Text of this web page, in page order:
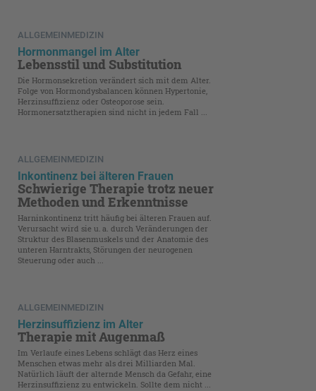
ALLGEMEINMEDIZIN
Hormonmangel im Alter
Lebensstil und Substitution
Die Hormonsekretion verändert sich mit dem Alter.
Folge von Hormondysbalancen können Hypertonie,
Herzinsuffizienz oder Osteoporose sein.
Hormonersatztherapien sind nicht in jedem Fall ...
ALLGEMEINMEDIZIN
Inkontinenz bei älteren Frauen
Schwierige Therapie trotz neuer
Methoden und Erkenntnisse
Harninkontinenz tritt häufig bei älteren Frauen auf.
Verursacht wird sie u. a. durch Veränderungen der
Struktur des Blasenmuskels und der Anatomie des
unteren Harntrakts, Störungen der neurogenen
Steuerung oder auch ...
ALLGEMEINMEDIZIN
Herzinsuffizienz im Alter
Therapie mit Augenmaß
Im Verlaufe eines Lebens schlägt das Herz eines
Menschen etwas mehr als drei Milliarden Mal.
Natürlich läuft der alternde Mensch da Gefahr, eine
Herzinsuffizienz zu entwickeln. Sollte dem nicht ...